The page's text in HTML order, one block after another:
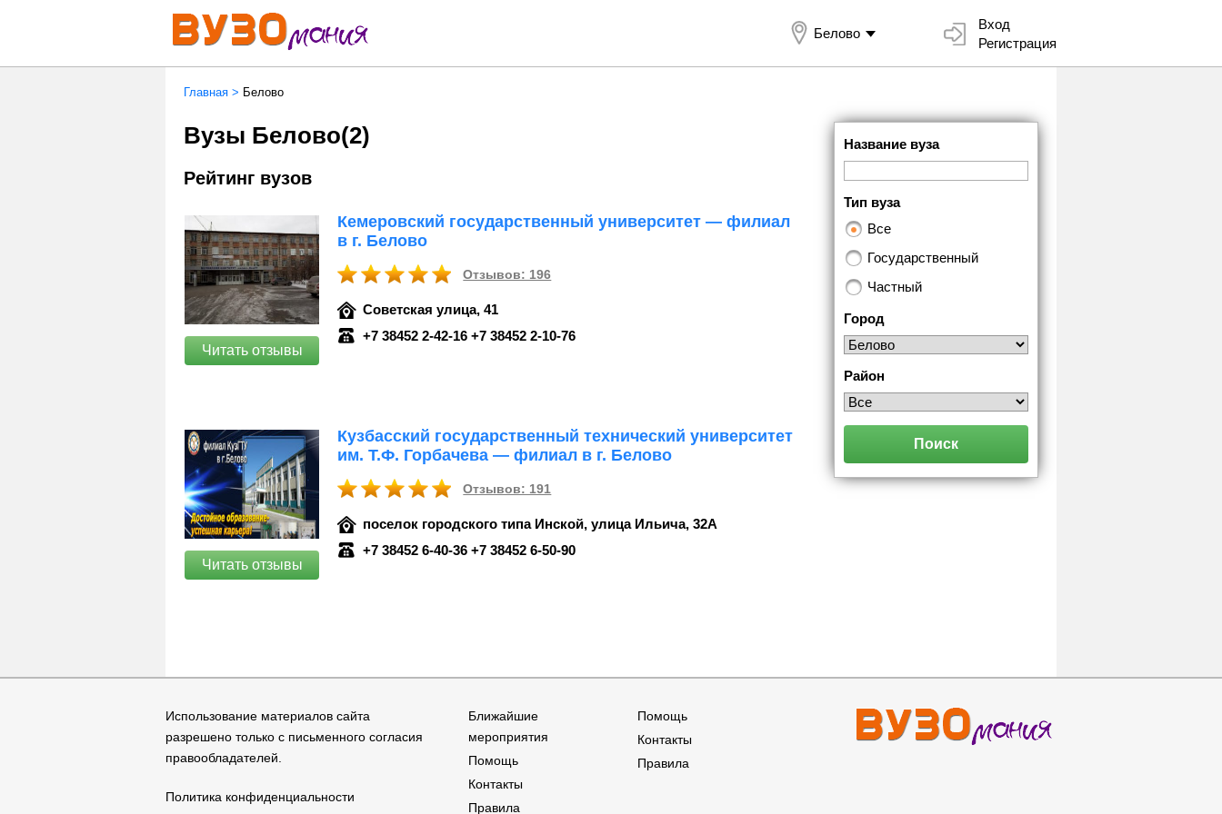
Белово
Вход
Регистрация
Главная > Белово
Вузы Белово(2)
Рейтинг вузов
Читать отзывы
Кемеровский государственный университет — филиал
в г. Белово
Отзывов: 196
Советская улица, 41
+7 38452 2‑42-16 +7 38452 2‑10-76
Читать отзывы
Кузбасский государственный технический университет
им. Т.Ф. Горбачева — филиал в г. Белово
Отзывов: 191
поселок городского типа Инской, улица Ильича, 32А
+7 38452 6‑40-36 +7 38452 6‑50-90
Название вуза
Тип вуза
Все
Государственный
Частный
Город
Район
Поиск
Использование материалов сайта
разрешено только с письменного согласия
правообладателей.
Политика конфиденциальности
Ближайшие
мероприятия
Помощь
Контакты
Правила
Помощь
Контакты
Правила